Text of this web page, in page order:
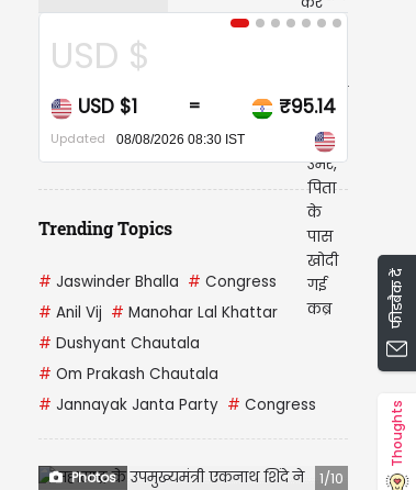
= ₹95.14
08/08/2026 08:30 IST
CAD $1
Updated 08/08/2026
Trending Topics
# Jaswinder Bhalla # Congress
# Anil Vij # Manohar Lal Khattar
# Dushyant Chautala
# Om Prakash Chautala
# Jannayak Janta Party # Congress
Photos 1/10
फीडबैक दें
Thoughts